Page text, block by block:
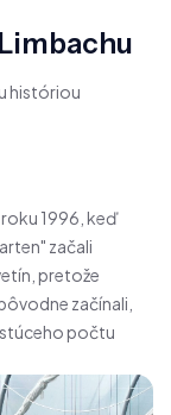
históriou
1996, keď
začali
pretože
začínali,
počtu